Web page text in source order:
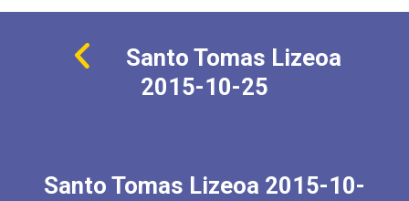
Santo Tomas Lizeoa
2015-10-25
Santo Tomas Lizeoa 2015-10-